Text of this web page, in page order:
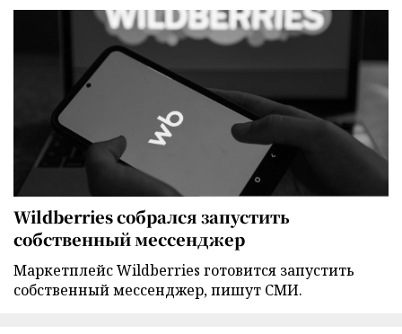
Wildberries собрался запустить
собственный мессенджер
Маркетплейс Wildberries готовится запустить
собственный мессенджер, пишут СМИ.